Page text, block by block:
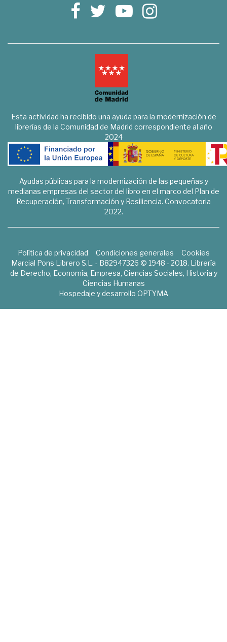
Esta actividad ha recibido una ayuda para la modernización de
librerías de la Comunidad de Madrid correspondiente al año
2024
Ayudas públicas para la modernización de las pequeñas y
medianas empresas del sector del libro en el marco del Plan de
Recuperación, Transformación y Resiliencia. Convocatoria
2022.
Política de privacidad Condiciones generales
Cookies
Marcial Pons Librero S.L. - B82947326 © 1948 - 2018. Librería
de Derecho, Economía, Empresa, Ciencias Sociales, Historia y
Ciencias Humanas
Hospedaje y desarrollo OPTYMA